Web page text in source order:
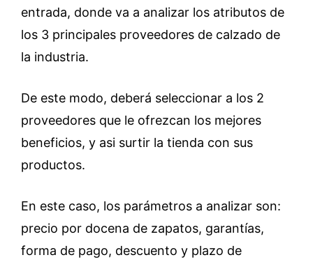
entrada, donde va a analizar los atributos de
los 3 principales proveedores de calzado de
la industria.
De este modo, deberá seleccionar a los 2
proveedores que le ofrezcan los mejores
beneficios, y asi surtir la tienda con sus
productos.
En este caso, los parámetros a analizar son:
precio por docena de zapatos, garantías,
forma de pago, descuento y plazo de